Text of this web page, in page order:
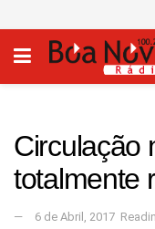
Circulação
totalmente
6 de Abril, 2017